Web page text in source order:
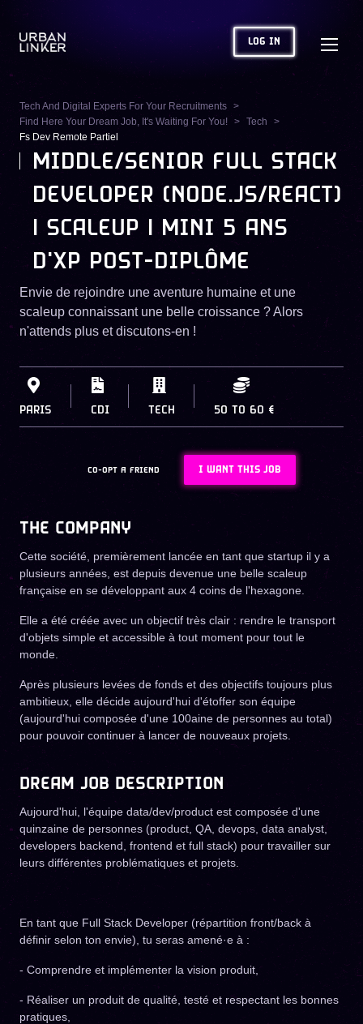
LOG IN
Tech And Digital Experts For Your Recruitments
Find Here Your Dream Job, It's Waiting For You!
Tech
Fs Dev Remote Partiel
MIDDLE/SENIOR FULL STACK
DEVELOPER (NODE.JS/REACT)
| SCALEUP | MINI 5 ANS
D'XP POST-DIPLÔME
Envie de rejoindre une aventure humaine et une
scaleup connaissant une belle croissance ? Alors
n'attends plus et discutons-en !
PARIS CDI TECH 50 TO 60 €
CO-OPT A FRIEND I WANT THIS JOB
THE COMPANY
Cette société, premièrement lancée en tant que startup il y a
plusieurs années, est depuis devenue une belle scaleup
française en se développant aux 4 coins de l'hexagone.
Elle a été créée avec un objectif très clair : rendre le transport
d'objets simple et accessible à tout moment pour tout le
monde.
Après plusieurs levées de fonds et des objectifs toujours plus
ambitieux, elle décide aujourd'hui d'étoffer son équipe
(aujourd'hui composée d'une 100aine de personnes au total)
pour pouvoir continuer à lancer de nouveaux projets.
DREAM JOB DESCRIPTION
Aujourd'hui, l'équipe data/dev/product est composée d'une
quinzaine de personnes (product, QA, devops, data analyst,
developers backend, frontend et full stack) pour travailler sur
leurs différentes problématiques et projets.
En tant que Full Stack Developer (répartition front/back à
définir selon ton envie), tu seras amené·e à :
- Comprendre et implémenter la vision produit,
- Réaliser un produit de qualité, testé et respectant les bonnes
pratiques,